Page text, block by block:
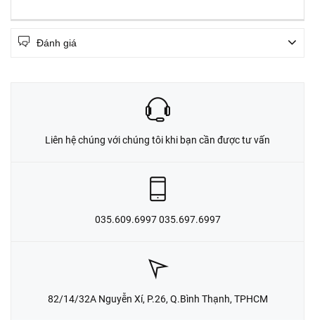
Đánh giá
Liên hệ chúng với chúng tôi khi bạn cần được tư vấn
035.609.6997 035.697.6997
82/14/32A Nguyễn Xí, P.26, Q.Bình Thạnh, TPHCM